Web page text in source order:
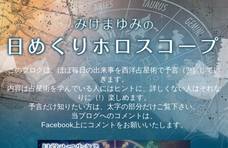
このブログは、ほぼ毎日の出来事を西洋占星術で予言（?!）してい
きます。
内容は占星術を学んでいる人にはヒントに、詳しくない人はそれな
りに（!）楽しめます。
予言だけ知りたい方は、太字の部分だけご覧下さい。
当ブログへのコメントは、
Facebook上にコメントをお願いいたします。